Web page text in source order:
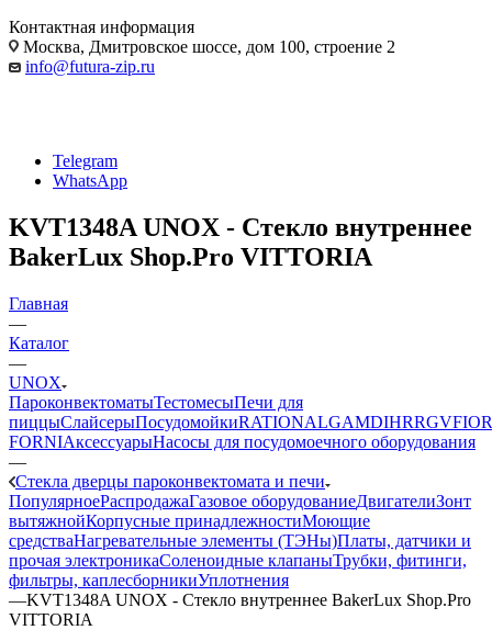
Контактная информация
Москва, Дмитровское шоссе, дом 100, строение 2
info@futura-zip.ru
Telegram
WhatsApp
KVT1348A UNOX - Стекло внутреннее
BakerLux Shop.Pro VITTORIA
Главная
—
Каталог
—
UNOX
ПароконвектоматыТестомесыПечи для
пиццыСлайсерыПосудомойкиRATIONALGAMDIHRRGV
FORNIАксессуарыНасосы для посудомоечного оборудования
—
Стекла дверцы пароконвектомата и печи
ПопулярноеРаспродажаГазовое оборудованиеДвигателиЗонт
вытяжнойКорпусные принадлежностиМоющие
средстваНагревательные элементы (ТЭНы)Платы, датчики и
прочая электроникаСоленоидные клапаныТрубки, фитинги,
фильтры, каплесборникиУплотнения
—KVT1348A UNOX - Стекло внутреннее BakerLux Shop.Pro
VITTORIA